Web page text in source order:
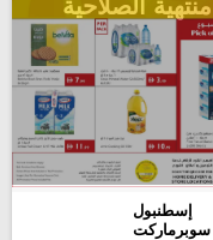
منتهية الصلاحية
إسطنبول
سوبرماركت